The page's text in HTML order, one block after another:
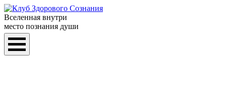
Вселенная внутри
место познания души